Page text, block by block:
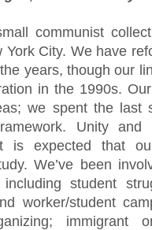
communist
City. We have
years, though our
in the 1990s.
we spent the last
Unity and
is expected that
We’ve been
student
worker/student
immigrant